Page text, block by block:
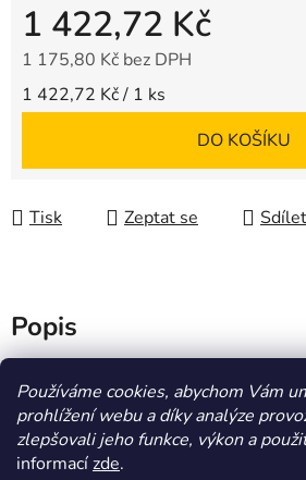
Používáme cookies, abychom Vám
prohlížení webu a díky analýze
zlepšovali jeho funkce, výkon a
informacízde.
1 422,72 Kč
1 175,80 Kč bez DPH
Měrná cena:
1 422,72 Kč / 1 ks
DO KOŠÍKU
Tisk Zeptat se Sdílet
Popis
Diskuze